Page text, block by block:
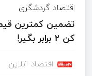
اقتصاد گردشگری
تضمین کمترین
کن ۲ برابر بگیر!
اقتصاد آنلاین